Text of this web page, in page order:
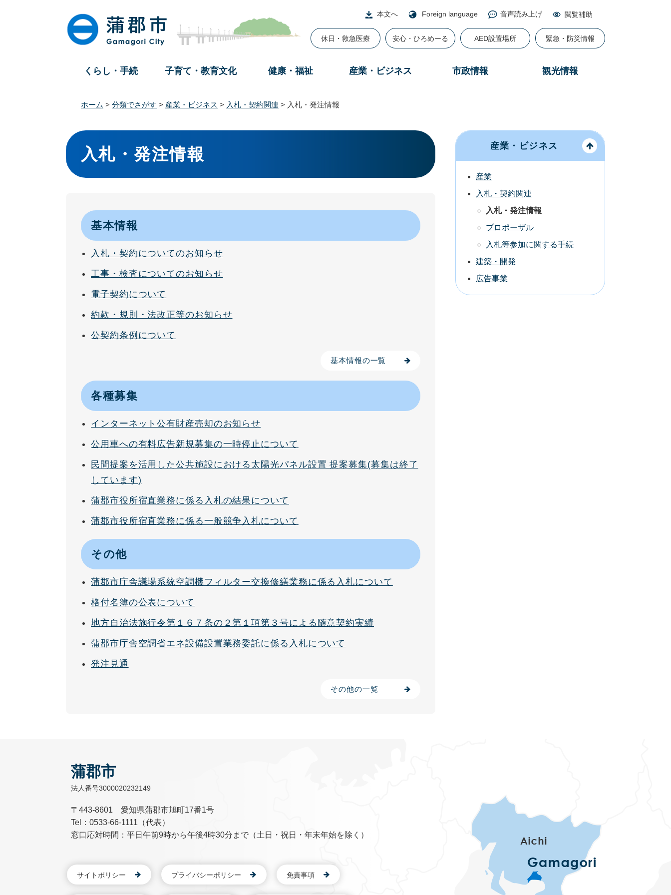
本文へ Foreign language 音声読み上げ 閲覧補助
休日・救急医療 安心・ひろめーる AED設置場所 緊急・防災情報
くらし・手続 子育て・教育文化 健康・福祉 産業・ビジネス 市政情報 観光情報
ホーム > 分類でさがす > 産業・ビジネス > 入札・契約関連 > 入札・発注情報
本
文
入札・発注情報
基本情報
入札・契約についてのお知らせ
工事・検査についてのお知らせ
電子契約について
約款・規則・法改正等のお知らせ
公契約条例について
基本情報の一覧
各種募集
インターネット公有財産売却のお知らせ
公用車への有料広告新規募集の一時停止について
民間提案を活用した公共施設における太陽光パネル設置 提案募集(募集は終了
しています)
蒲郡市役所宿直業務に係る入札の結果について
蒲郡市役所宿直業務に係る一般競争入札について
その他
蒲郡市庁舎議場系統空調機フィルター交換修繕業務に係る入札について
格付名簿の公表について
地方自治法施行令第１６７条の２第１項第３号による随意契約実績
蒲郡市庁舎空調省エネ設備設置業務委託に係る入札について
発注見通
その他の一覧
産業・ビジネス
産業
入札・契約関連
入札・発注情報
プロポーザル
入札等参加に関する手続
建築・開発
広告事業
蒲郡市
法人番号3000020232149
〒443-8601 愛知県蒲郡市旭町17番1号
Tel：0533-66-1111（代表）
窓口応対時間：平日午前9時から午後4時30分まで（土日・祝日・年末年始を除く）
サイトポリシー プライバシーポリシー 免責事項